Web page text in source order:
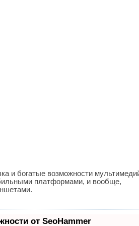
и богатые возможности
платформами, и вообще,
от SeoHammer